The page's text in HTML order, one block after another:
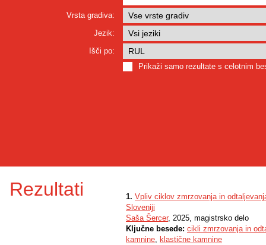
Vrsta gradiva:
Jezik:
Išči po:
Prikaži samo rezultate s celotnim
Rezultati 1. Vpliv ciklov zmrzovanja in
Sloveniji
Saša Šercer, 2025, magistrsko delo
Ključne besede: cikli zmrzovanja in
kamnine, klastične kamnine